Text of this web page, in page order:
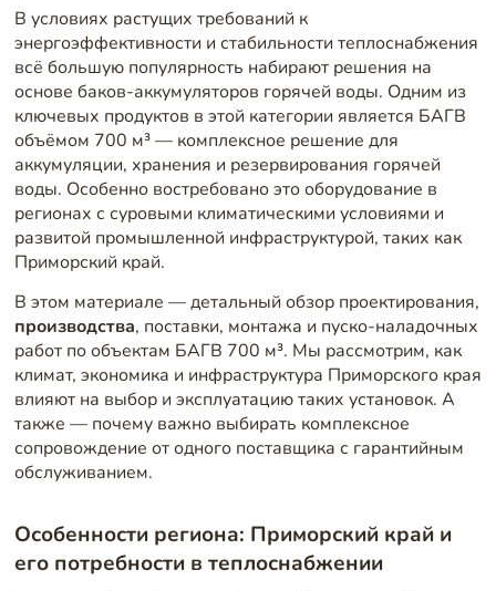
В условиях растущих требований к
энергоэффективности и стабильности теплоснабжения
всё большую популярность набирают решения на
основе баков-аккумуляторов горячей воды. Одним из
ключевых продуктов в этой категории является БАГВ
объёмом 700 м³ — комплексное решение для
аккумуляции, хранения и резервирования горячей
воды. Особенно востребовано это оборудование в
регионах с суровыми климатическими условиями и
развитой промышленной инфраструктурой, таких как
Приморский край.
В этом материале — детальный обзор проектирования,
производства, поставки, монтажа и пуско-наладочных
работ по объектам БАГВ 700 м³. Мы рассмотрим, как
климат, экономика и инфраструктура Приморского края
влияют на выбор и эксплуатацию таких установок. А
также — почему важно выбирать комплексное
сопровождение от одного поставщика с гарантийным
обслуживанием.
Особенности региона: Приморский край и
его потребности в теплоснабжении